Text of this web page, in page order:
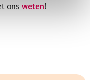
onsweten!